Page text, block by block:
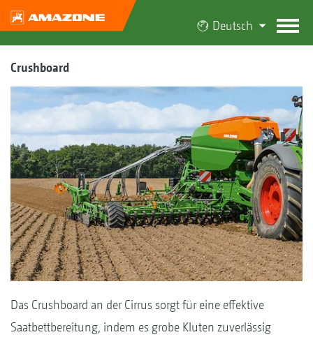
Deutsch
Crushboard
Das Crushboard an der Cirrus sorgt für eine effektive
Saatbettbereitung, indem es grobe Kluten zuverlässig